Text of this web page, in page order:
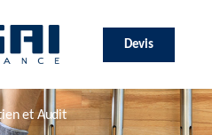
Devis
et Audit